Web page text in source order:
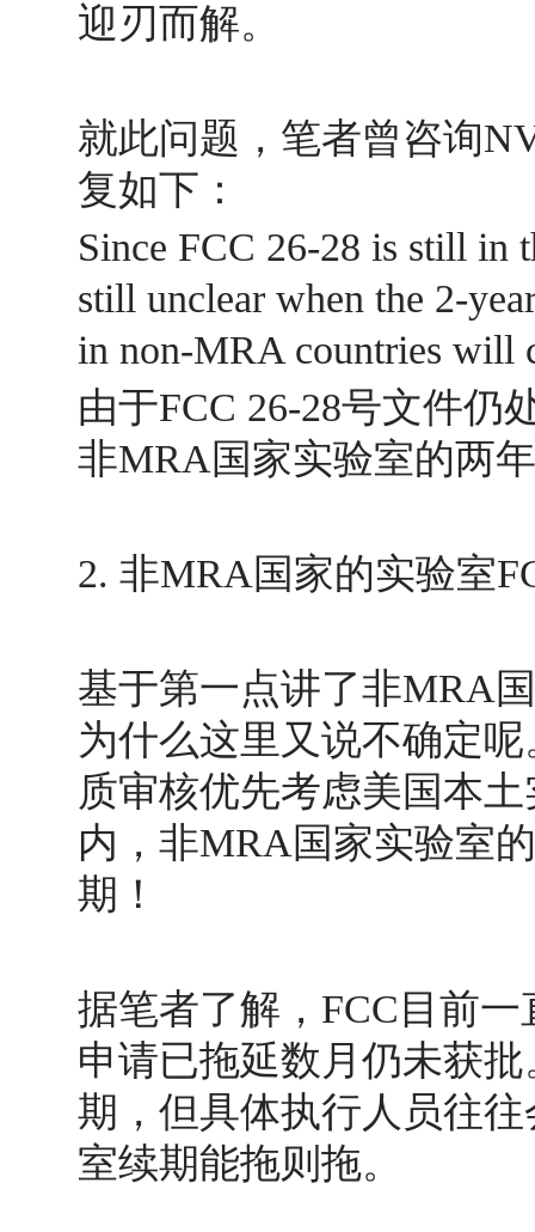
迎刃而解。
就此问题，笔者曾咨询
复如下：
Since FCC 26-28 is still in
still unclear when the 2-
in non-MRA countries will
由于FCC 26-28号文件仍
非MRA国家实验室的两
2. 非MRA国家的实验室
基于第一点讲了非MRA
为什么这里又说不确定
质审核优先考虑美国本
内，非MRA国家实验室
期！
据笔者了解，FCC目前
申请已拖延数月仍未获
期，但具体执行人员往
室续期能拖则拖。